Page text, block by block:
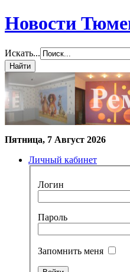
Новости
Искать...
Пятница, 7 Август 2026
Личный кабинет
Логин
Пароль
Запомнить меня